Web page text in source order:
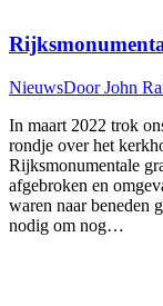
NieuwsDoorJohn
In maart 2022 trok
rondje over het
Rijksmonumentale
afgebroken en
waren naar beneden
nodig om nog…